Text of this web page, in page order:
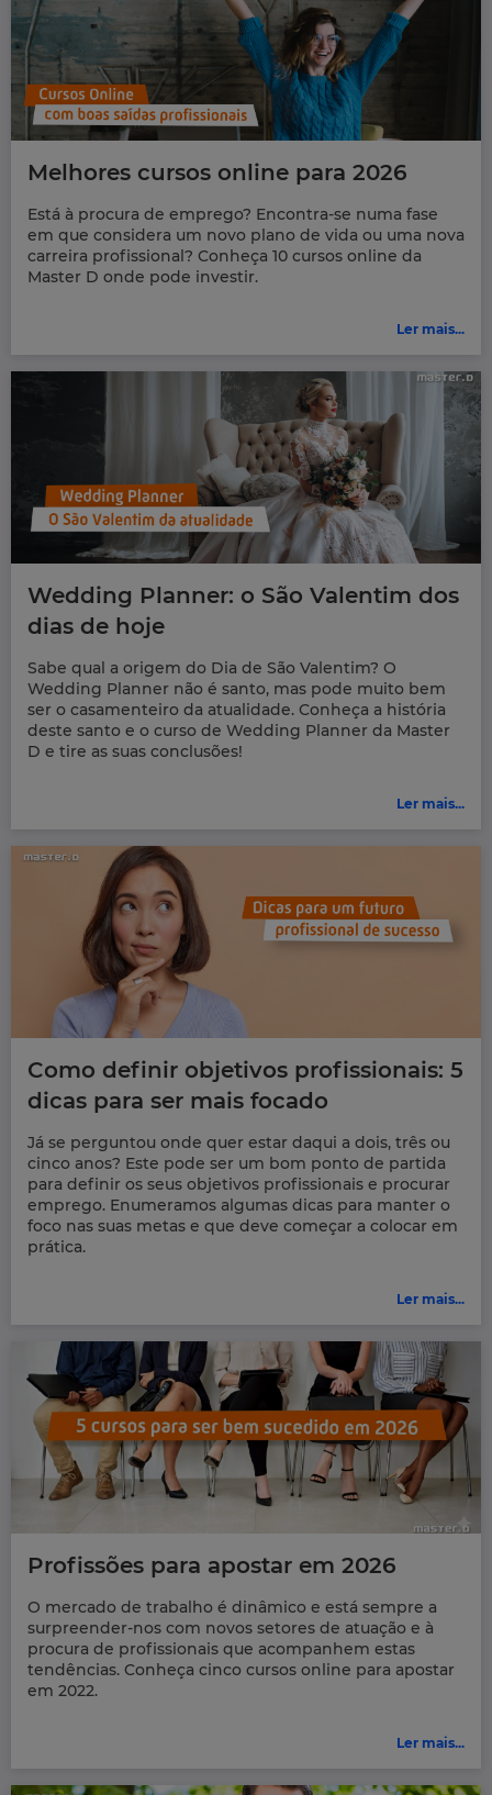
Melhores cursos online para 2026
Está à procura de emprego? Encontra-se numa fase
em que considera um novo plano de vida ou uma nova
carreira profissional? Conheça 10 cursos online da
Master D onde pode investir.
Ler mais...
Wedding Planner: o São Valentim dos
dias de hoje
Sabe qual a origem do Dia de São Valentim? O
Wedding Planner não é santo, mas pode muito bem
ser o casamenteiro da atualidade. Conheça a história
deste santo e o curso de Wedding Planner da Master
D e tire as suas conclusões!
Ler mais...
Como definir objetivos profissionais: 5
dicas para ser mais focado
Já se perguntou onde quer estar daqui a dois, três ou
cinco anos? Este pode ser um bom ponto de partida
para definir os seus objetivos profissionais e procurar
emprego. Enumeramos algumas dicas para manter o
foco nas suas metas e que deve começar a colocar em
prática.
Ler mais...
Profissões para apostar em 2026
O mercado de trabalho é dinâmico e está sempre a
surpreender-nos com novos setores de atuação e à
procura de profissionais que acompanhem estas
tendências. Conheça cinco cursos online para apostar
em 2022.
Ler mais...